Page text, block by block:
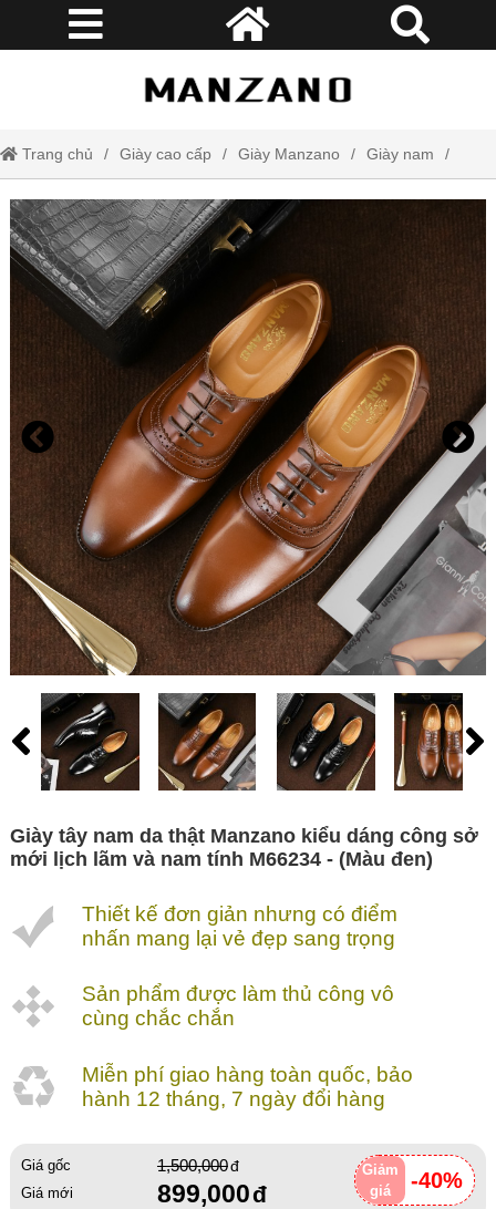
Trang chủ Giày cao cấp Giày Manzano Giày nam
Giày tây nam da thật Manzano kiểu dáng công sở mới lịch lãm và nam
tính M66234
Giày tây nam da thật Manzano kiểu dáng công sở
mới lịch lãm và nam tính M66234 - (Màu đen)
Thiết kế đơn giản nhưng có điểm
nhấn mang lại vẻ đẹp sang trọng
Sản phẩm được làm thủ công vô
cùng chắc chắn
Miễn phí giao hàng toàn quốc, bảo
hành 12 tháng, 7 ngày đổi hàng
Giảm
giá
-40%
Giá gốc 1,500,000
Giá mới 899,000